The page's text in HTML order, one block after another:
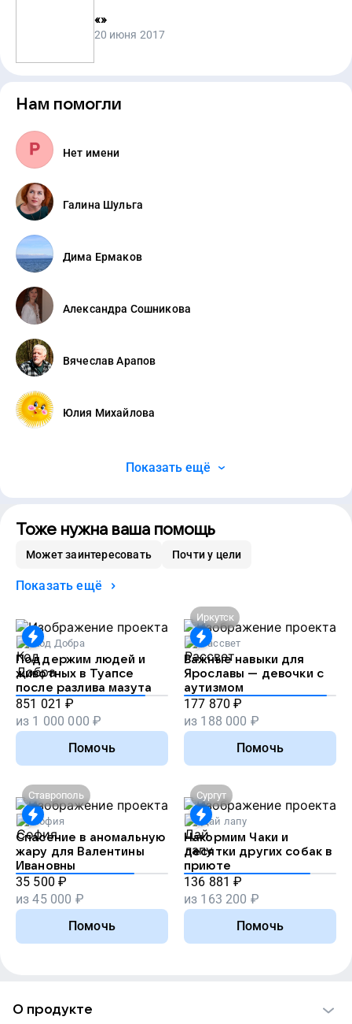
«»
20 июня 2017
Нам помогли
Нет имени
Галина Шульга
Дима Ермаков
Александра Сошникова
Вячеслав Арапов
Юлия Михайлова
Показать ещё
Тоже нужна ваша помощь
Может заинтересовать Почти у цели
Показать ещё
Код Добра
Поддержим людей и
животных в Туапсе
после разлива мазута
851 021 ₽
из 1 000 000 ₽
Помочь
Иркутск
Рассвет
Важные навыки для
Ярославы — девочки с
аутизмом
177 870 ₽
из 188 000 ₽
Помочь
Ставрополь
София
Спасение в аномальную
жару для Валентины
Ивановны
35 500 ₽
из45 000 ₽
Помочь
Сургут
Дай лапу
Накормим Чаки и
десятки других собак в
приюте
136 881 ₽
из 163 200 ₽
Помочь
О продукте